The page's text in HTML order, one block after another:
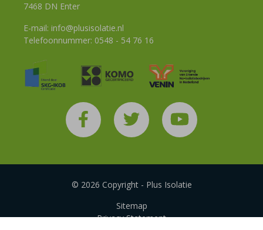
7468 DN Enter
E-mail: info@plusisolatie.nl
Telefoonnummer: 0548 - 54 76 16
© 2026 Copyright - Plus Isolatie
Sitemap
Privacy Statement